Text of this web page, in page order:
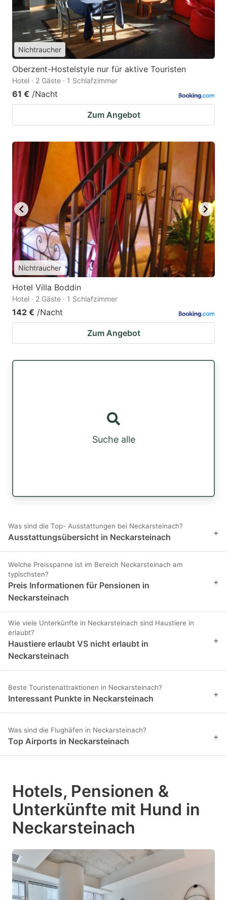
Nichtraucher
Oberzent-Hostelstyle nur für aktive Touristen
Hotel · 2 Gäste · 1 Schlafzimmer
61 € /Nacht
Zum Angebot
Nichtraucher
Hotel Villa Boddin
Hotel · 2 Gäste · 1 Schlafzimmer
142 € /Nacht
Zum Angebot
Suche alle
Was sind die Top- Ausstattungen bei Neckarsteinach?
Ausstattungsübersicht in Neckarsteinach +
Welche Preisspanne ist im Bereich Neckarsteinach am
typischsten?
Preis Informationen für Pensionen in
Neckarsteinach
+
Wie viele Unterkünfte in Neckarsteinach sind Haustiere in
erlaubt?
Haustiere erlaubt VS nicht erlaubt in
Neckarsteinach
+
Beste Touristenattraktionen in Neckarsteinach?
Interessant Punkte in Neckarsteinach +
Was sind die Flughäfen in Neckarsteinach?
Top Airports in Neckarsteinach +
Hotels, Pensionen &
Unterkünfte mit Hund in
Neckarsteinach